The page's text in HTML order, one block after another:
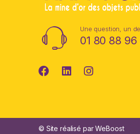
Une question, un
01 80 88 96
© Site réalisé par WeBoost